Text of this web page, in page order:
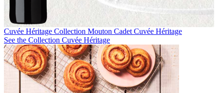
Cuvée Héritage Collection Mouton Cadet Cuvée Héritage
See the Collection Cuvée Héritage